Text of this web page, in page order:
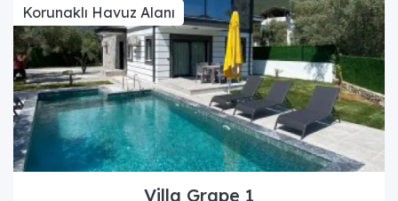
Korunaklı Havuz Alanı
Villa Grape 1